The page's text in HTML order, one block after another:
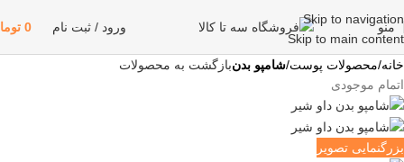
Skip to navigation
Skip to main content
منو ورود / ثبت نام 0
خانه محصولات پوست شامپو بدنبازگشت به محصولات
اتمام موجودی
بزرگنمایی تصویر